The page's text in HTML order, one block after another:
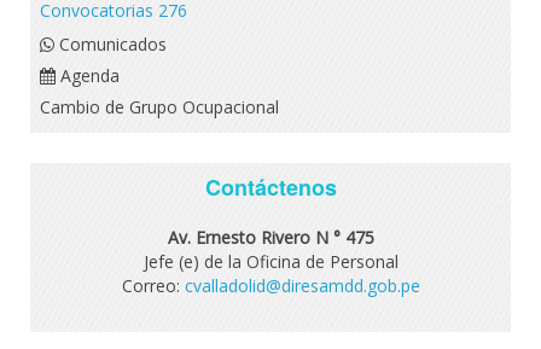
Convocatorias 276
Comunicados
Agenda
Cambio de Grupo Ocupacional
Contáctenos
Av. Ernesto Rivero N ° 475
Jefe (e) de la Oficina de Personal
Correo: cvalladolid@diresamdd.gob.pe